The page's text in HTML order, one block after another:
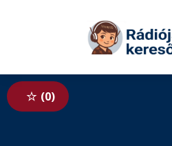
Tovább a tartalomhoz
0